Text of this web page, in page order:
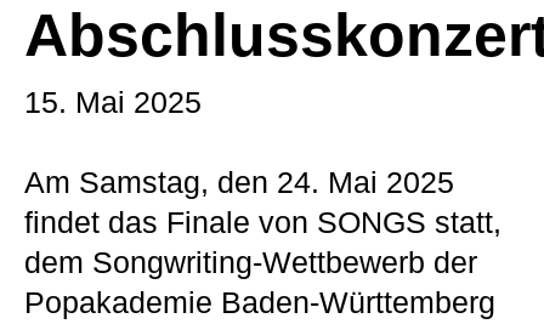
15. Mai 2025
Am Samstag, den 24. Mai 2025
findet das Finale von SONGS statt,
dem Songwriting-Wettbewerb der
Popakademie Baden-Württemberg